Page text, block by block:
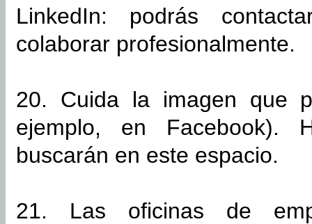
LinkedIn: podrás
colaborar profesionalmente.
20. Cuida la imagen que
ejemplo, en Facebook).
buscarán en este espacio.
21. Las oficinas de